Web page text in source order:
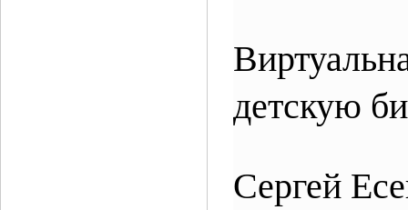
детскую
Сергей